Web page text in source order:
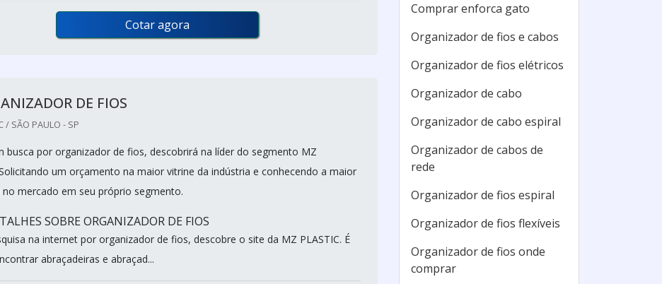
Cotar agora
DE FIOS
/ SÃO PAULO - SP
busca por organizador de fios, descobrirá na líder do segmento MZ
Solicitando um orçamento na maior vitrine da indústria e conhecendo a maior
no mercado em seu próprio segmento.
SOBRE ORGANIZADOR DE FIOS
na internet por organizador de fios, descobre o site da MZ PLASTIC. É
abraçadeiras e abraçad...
Comprar enforca gato
Organizador de fios e cabos
Organizador de fios elétricos
Organizador de cabo
Organizador de cabo espiral
Organizador de cabos de
rede
Organizador de fios espiral
Organizador de fios flexíveis
Organizador de fios onde
comprar